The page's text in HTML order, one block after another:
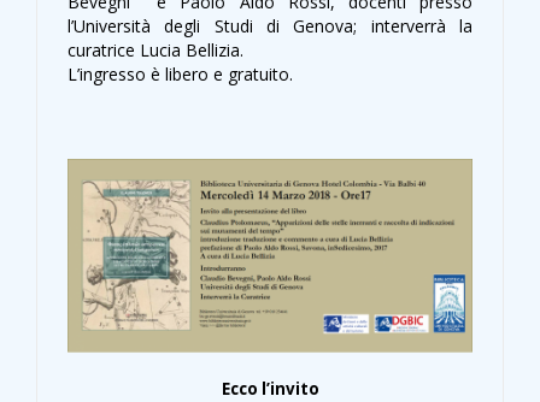
l’Università degli Studi di Genova; interverrà la
curatrice Lucia Bellizia.
L’ingresso è libero e gratuito.
Ecco l’invito